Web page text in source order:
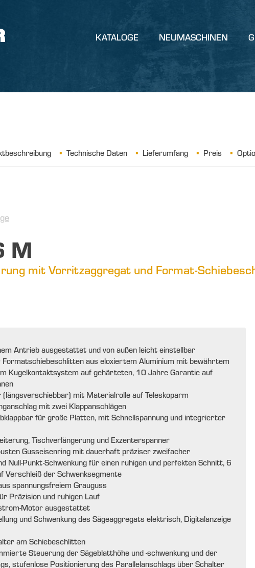
KATALOGE NEUMASCHINEN
Technische Daten Lieferumfang Preis
M
mit Vorritzaggregat und Format-
Antrieb ausgestattet und von außen leicht einstellbar
aus eloxiertem Aluminium mit bewährtem
Kugelkontaktsystem auf gehärteten, 10 Jahre Garantie auf
mit Materialrolle auf Teleskoparm
mit zwei Klappanschlägen
für große Platten, mit Schnellspannung und integrierter
Tischverlängerung und Exzenterspanner
Gusseisenring mit dauerhaft präziser zweifacher
Null-Punkt-Schwenkung für einen ruhigen und perfekten Schnitt, 6
Verschleiß der Schwenksegmente
spannungsfreiem Grauguss
Präzision und ruhigen Lauf
Motor ausgestattet
und Schwenkung des Sägeaggregats elektrisch, Digitalanzeige
am Schiebeschlitten
Steuerung der Sägeblatthöhe und -schwenkung und der
stufenlose Positionierung des Parallelanschlags über Schalter